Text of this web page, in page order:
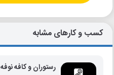
کسب و کارهای مشابه
رستوران و کافه نوفه